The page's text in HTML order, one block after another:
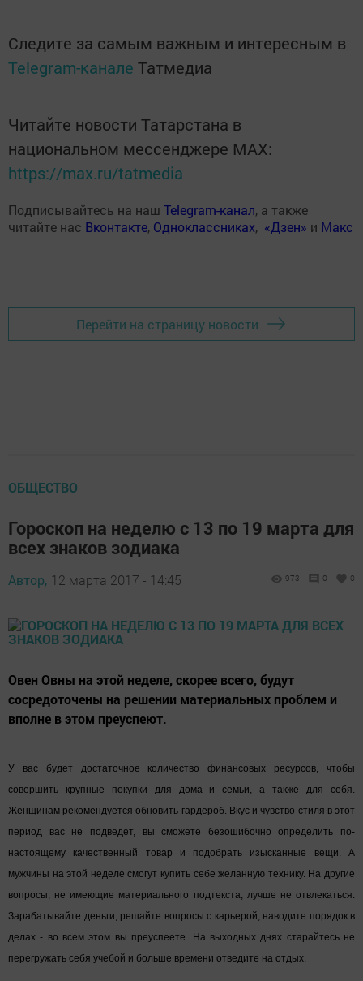
Следите за самым важным и интересным в
Telegram-канале Татмедиа
Читайте новости Татарстана в
национальном мессенджере MАХ:
https://max.ru/tatmedia
Подписывайтесь на наш Telegram-канал, а также
читайте нас Вконтакте, Одноклассниках, «Дзен» и Макс
Перейти на страницу новости
ОБЩЕСТВО
Гороскоп на неделю с 13 по 19 марта для
всех знаков зодиака
Автор, 12 марта 2017 - 14:45 973 0 0
Овен Овны на этой неделе, скорее всего, будут
сосредоточены на решении материальных проблем и
вполне в этом преуспеют.
У вас будет достаточное количество финансовых ресурсов, чтобы
совершить крупные покупки для дома и семьи, а также для себя.
Женщинам рекомендуется обновить гардероб. Вкус и чувство стиля в этот
период вас не подведет, вы сможете безошибочно определить по-
настоящему качественный товар и подобрать изысканные вещи. А
мужчины на этой неделе смогут купить себе желанную технику. На другие
вопросы, не имеющие материального подтекста, лучше не отвлекаться.
Зарабатывайте деньги, решайте вопросы с карьерой, наводите порядок в
делах - во всем этом вы преуспеете. На выходных днях старайтесь не
перегружать себя учебой и больше времени отведите на отдых.